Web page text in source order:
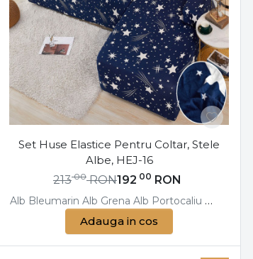
Alb Galben Alb Gri Albastru Bleumarin Bej
Set Huse Elastice Pentru Coltar, Stele
Albe, HEJ-16
192 00 RON
21300 RON
Alb Bleumarin Alb Grena Alb Portocaliu Alb
Adauga in cos